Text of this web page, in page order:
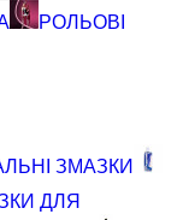
РОЛЬОВІ
ЗМАЗКИ
ДЛЯ